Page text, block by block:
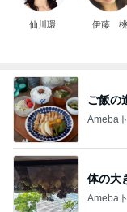
仙川環 伊藤 桃
ご飯の
Ameba
体の大
Ameba